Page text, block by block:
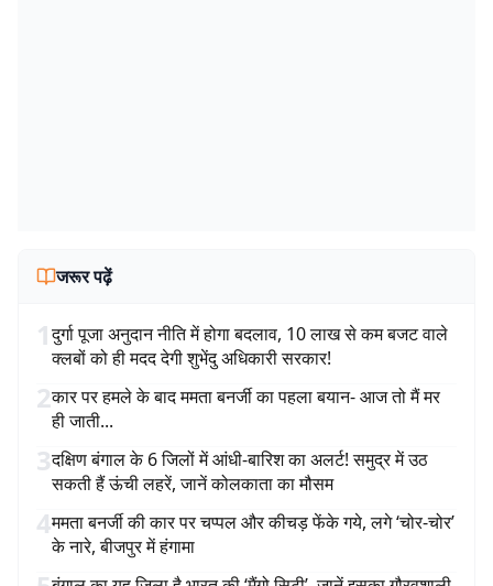
जरूर पढ़ें
1दुर्गा पूजा अनुदान नीति में होगा बदलाव, 10 लाख से कम बजट वाले
क्लबों को ही मदद देगी शुभेंदु अधिकारी सरकार!
2कार पर हमले के बाद ममता बनर्जी का पहला बयान- आज तो मैं मर
ही जाती...
3दक्षिण बंगाल के 6 जिलों में आंधी-बारिश का अलर्ट! समुद्र में उठ
सकती हैं ऊंची लहरें, जानें कोलकाता का मौसम
4ममता बनर्जी की कार पर चप्पल और कीचड़ फेंके गये, लगे ‘चोर-चोर’
के नारे, बीजपुर में हंगामा